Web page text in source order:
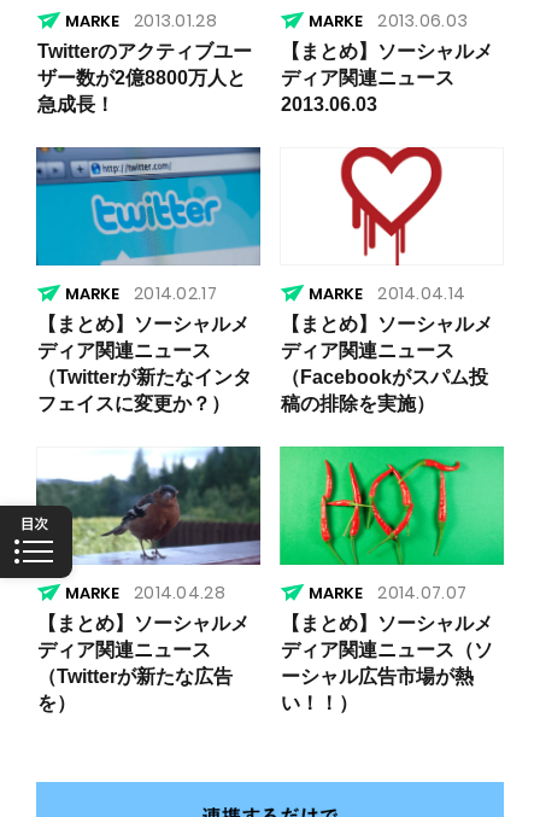
2013.01.28
Twitterのアクティブユー
ザー数が2億8800万人と
急成長！
2013.06.03
【まとめ】ソーシャルメ
ディア関連ニュース
2013.06.03
2014.02.17
【まとめ】ソーシャルメ
ディア関連ニュース
（Twitterが新たなインタ
フェイスに変更か？）
2014.04.14
【まとめ】ソーシャルメ
ディア関連ニュース
（Facebookがスパム投
稿の排除を実施）
2014.04.28
【まとめ】ソーシャルメ
ディア関連ニュース
（Twitterが新たな広告
を）
2014.07.07
【まとめ】ソーシャルメ
ディア関連ニュース（ソ
ーシャル広告市場が熱
い！！）